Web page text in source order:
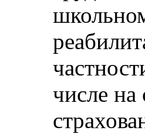
числе на